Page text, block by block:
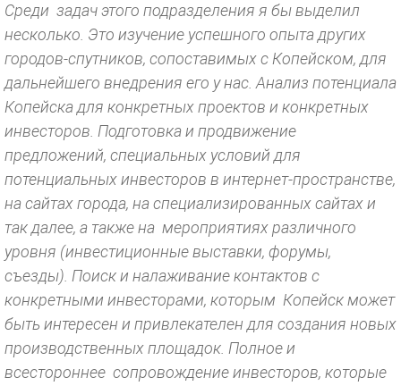
Среди задач этого подразделения я бы выделил
несколько. Это изучение успешного опыта других
городов-спутников, сопоставимых с Копейском, для
дальнейшего внедрения его у нас. Анализ потенциала
Копейска для конкретных проектов и конкретных
инвесторов. Подготовка и продвижение
предложений, специальных условий для
потенциальных инвесторов в интернет-пространстве,
на сайтах города, на специализированных сайтах и
так далее, а также на мероприятиях различного
уровня (инвестиционные выставки, форумы,
съезды). Поиск и налаживание контактов с
конкретными инвесторами, которым Копейск может
быть интересен и привлекателен для создания новых
производственных площадок. Полное и
всестороннее сопровождение инвесторов, которые